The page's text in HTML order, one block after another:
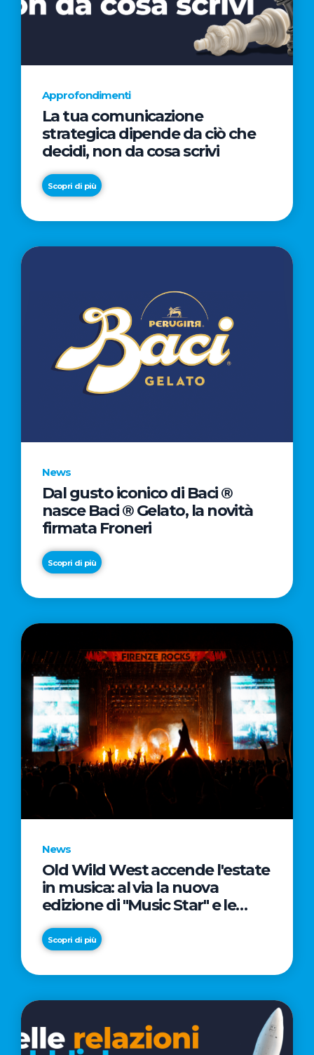
AL
CINEMA
NELLA
CAMPAGNA
REGISTA
PREMIO
OSCAR®
Approfondimenti
La tua comunicazione
strategica dipende da ciò che
decidi, non da cosa scrivi
Scopri di più
News
Dal gusto iconico di Baci ®
nasce Baci ® Gelato, la novità
firmata Froneri
Scopri di più
News
Old Wild West accende l'estate
in musica: al via la nuova
edizione di "Music Star" e le
prestigiose partnership con
Radio Italia e Live Nation
Scopri di più